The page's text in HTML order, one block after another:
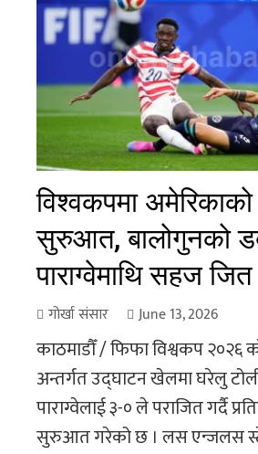
विश्वकपमा
सुरुआत, बालोगुनको
पाराग्वेमाथि सहज जित
गोर्खा संसार June 13, 2026
काठमाडौँ / फिफा विश्वकप २०२६
अन्तर्गत उद्घाटन खेलमा घरेलु
पाराग्वेलाई ३-० ले पराजित गर्दै
सुरुआत गरेको छ । लस एन्जलस